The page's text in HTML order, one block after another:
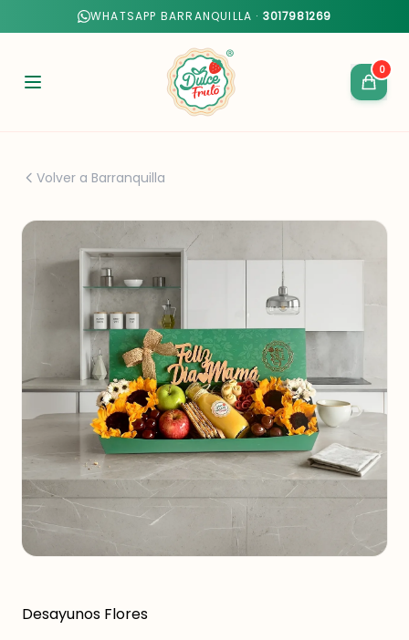
WHATSAPP BARRANQUILLA · 3017981269
0
Volver a Barranquilla
Desayunos Flores